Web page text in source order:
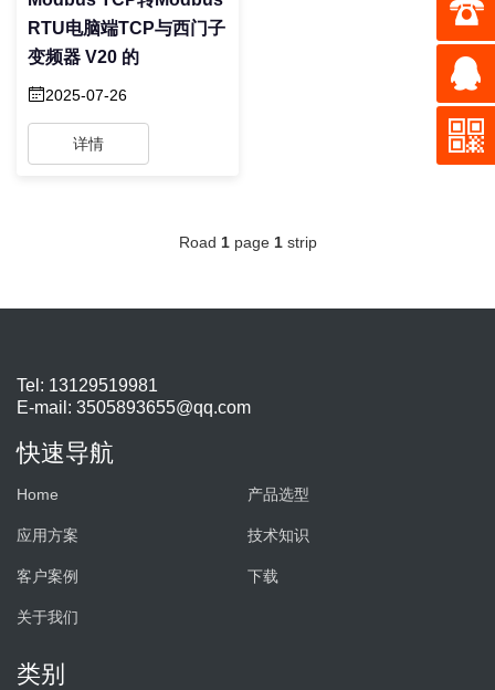
RTU电脑端TCP与西门子
变频器 V20 的
2025-07-26
详情
Road 1page 1strip
Tel: 13129519981
E-mail: 3505893655@qq.com
快速导航
Home 产品选型
应用方案 技术知识
客户案例 下载
关于我们
类别